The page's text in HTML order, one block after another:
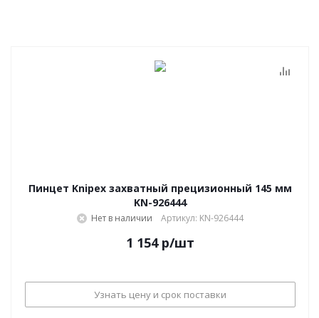
Пинцет Knipex захватный прецизионный 145 мм
KN-926444
Нет в наличии Артикул: KN-926444
1 154р/шт
Узнать цену и срок поставки